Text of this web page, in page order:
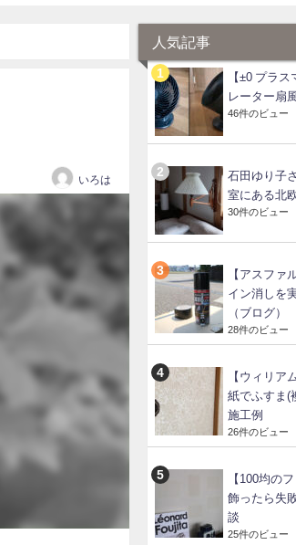
いろは
人気記事
【±0 プラ
レーター扇
46件のビュー
石田ゆり子
室にある北
30件のビュー
【アスファ
イン消しを
（ブログ）
28件のビュー
【ウィリア
紙でふすま(
施工例
26件のビュー
【100均の
飾ったら失
談
25件のビュー